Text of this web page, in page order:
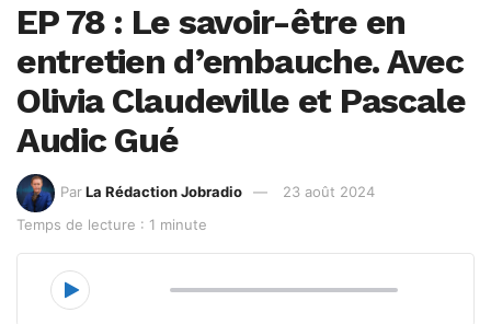
EP 78 : Le savoir-être en
entretien d’embauche. Avec
Olivia Claudeville et Pascale
Audic Gué
Par La Rédaction Jobradio
23 août 2024
Temps de lecture : 1 minute